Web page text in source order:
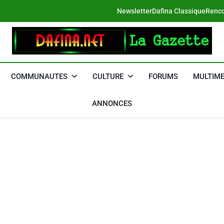
NewsletterDafina Classique
DAFINA
COMMUNAUTES CULTURE FORUMS
ANNONCES